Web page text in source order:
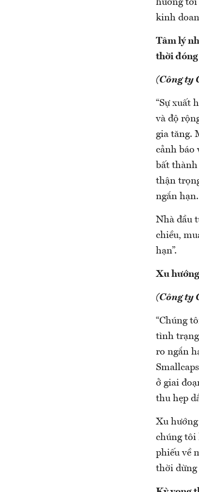
hướng tới
kinh
Tâm lý
thời
(Công ty
“Sự xuất
và độ
gia tăng.
cảnh báo
bất
thận
ngắn hạn.
Nhà đầu
chiều,
hạn”.
Xu
(Công ty
“Chúng
tình
ro ngắn
ở giai
thu hẹp
Xu
chúng tôi
phiếu về
thời dừng